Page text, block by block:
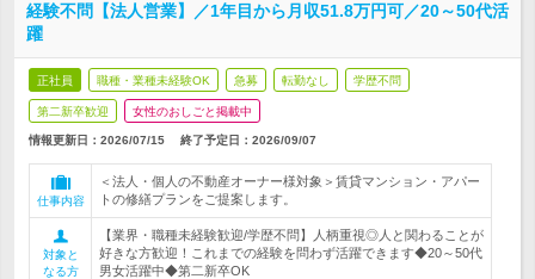
経験不問【法人営業】／1年目から月収51.8万円可／20～50代活
躍
正社員 職種・業種未経験OK 急募 転勤なし 学歴不問
第二新卒歓迎 女性のおしごと掲載中
情報更新日：2026/07/15 終了予定日： 2026/09/07
仕事内容
＜法人・個人の不動産オーナー様対象＞賃貸マンション・アパー
トの修繕プランをご提案します。
対象と
なる方
【業界・職種未経験歓迎/学歴不問】人柄重視◎人と関わることが
好きな方歓迎！これまでの経験を問わず活躍できます◆20～50代
男女活躍中◆第二新卒OK